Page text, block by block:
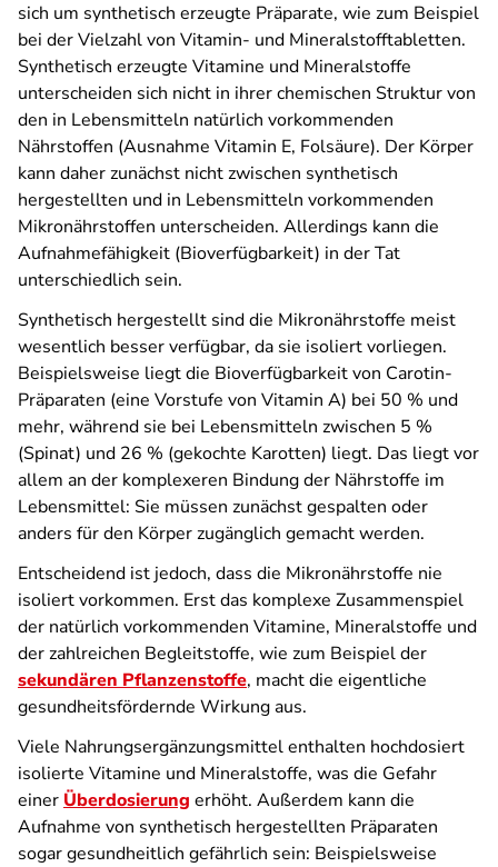
sich um synthetisch erzeugte Präparate, wie zum Beispiel
bei der Vielzahl von Vitamin- und Mineralstofftabletten.
Synthetisch erzeugte Vitamine und Mineralstoffe
unterscheiden sich nicht in ihrer chemischen Struktur von
den in Lebensmitteln natürlich vorkommenden
Nährstoffen (Ausnahme Vitamin E, Folsäure). Der Körper
kann daher zunächst nicht zwischen synthetisch
hergestellten und in Lebensmitteln vorkommenden
Mikronährstoffen unterscheiden. Allerdings kann die
Aufnahmefähigkeit (Bioverfügbarkeit) in der Tat
unterschiedlich sein.
Synthetisch hergestellt sind die Mikronährstoffe meist
wesentlich besser verfügbar, da sie isoliert vorliegen.
Beispielsweise liegt die Bioverfügbarkeit von Carotin-
Präparaten (eine Vorstufe von Vitamin A) bei 50 % und
mehr, während sie bei Lebensmitteln zwischen 5 %
(Spinat) und 26 % (gekochte Karotten) liegt. Das liegt vor
allem an der komplexeren Bindung der Nährstoffe im
Lebensmittel: Sie müssen zunächst gespalten oder
anders für den Körper zugänglich gemacht werden.
Entscheidend ist jedoch, dass die Mikronährstoffe nie
isoliert vorkommen. Erst das komplexe Zusammenspiel
der natürlich vorkommenden Vitamine, Mineralstoffe und
der zahlreichen Begleitstoffe, wie zum Beispiel der
sekundären Pflanzenstoffe, macht die eigentliche
gesundheitsfördernde Wirkung aus.
Viele Nahrungsergänzungsmittel enthalten hochdosiert
isolierte Vitamine und Mineralstoffe, was die Gefahr
einer Überdosierung erhöht. Außerdem kann die
Aufnahme von synthetisch hergestellten Präparaten
sogar gesundheitlich gefährlich sein: Beispielsweise